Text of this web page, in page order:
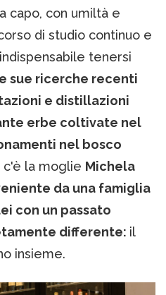
capo, con umiltà e
di studio continuo e
tenersi
sue ricerche recenti
e distillazioni
erbe coltivate nel
nel bosco
c'è la moglie Michela
da una famiglia
con un passato
differente: il
insieme.